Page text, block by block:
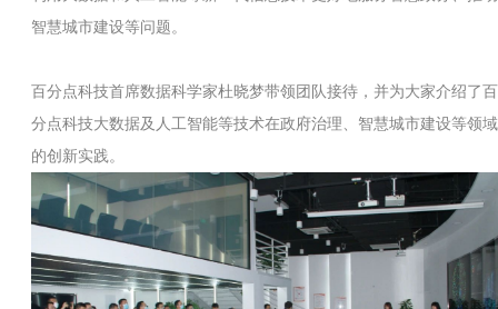
智慧城市建设等问题。
百分点科技首席数据科学家杜晓梦带领团队接待，并为大家介绍了百
分点科技大数据及人工智能等技术在政府治理、智慧城市建设等领域
的创新实践。